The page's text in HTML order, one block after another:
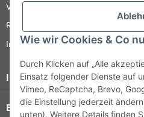
Wie wir Cookies & Co
Durch Klicken auf „Alle
Einsatz folgender Dienste auf
Vimeo, ReCaptcha, Brevo,
die Einstellung jederzeit
unten). Weitere Details finden
Versandinformationen
Retour
Impressum
Informationen
Bezahlung & Versand